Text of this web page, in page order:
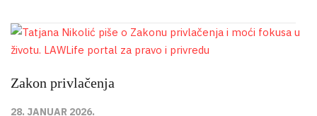
Zakon privlačenja
28. JANUAR 2026.